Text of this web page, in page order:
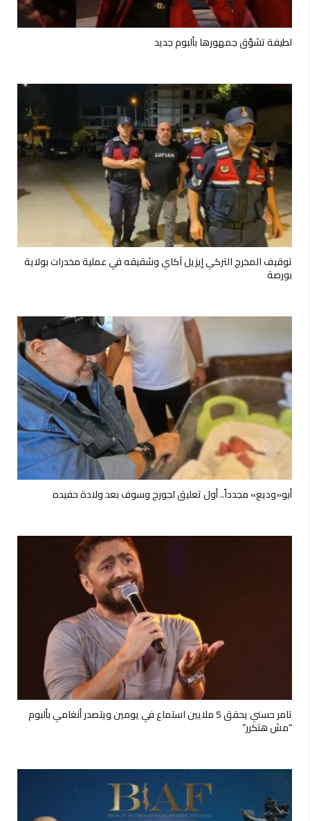
لطيفة تشوّق جمهورها بألبوم جديد
توقيف المخرج التركي إيزيل آكاي وشقيقه في عملية مخدرات بولاية
بورصة
أبو«وديع» مجدداً.. أول تعليق لجورج وسوف بعد ولادة حفيده
تامر حسني يحقق 5 ملايين استماع في يومين ويتصدر أنغامي بألبوم
“مش هتكرر”